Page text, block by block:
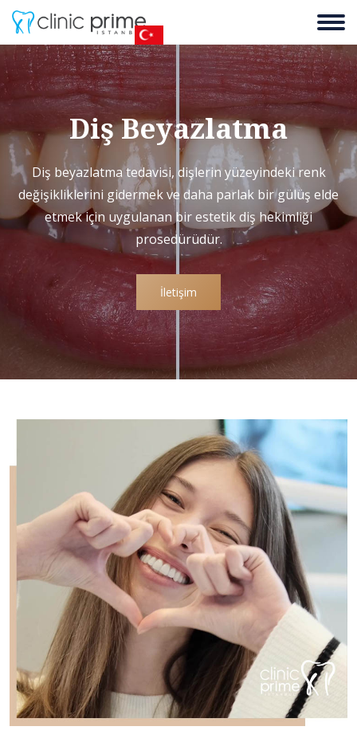
Diş Beyazlatma
Diş beyazlatma tedavisi, dişlerin yüzeyindeki renk
değişikliklerini gidermek ve daha parlak bir gülüş elde
etmek için uygulanan bir estetik diş hekimliği
prosedürüdür.
İletişim